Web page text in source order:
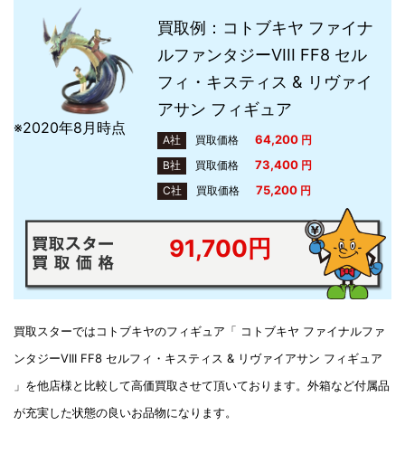
買取例：コトブキヤ ファイナ
ルファンタジーVIII FF8 セル
フィ・キスティス & リヴァイ
アサン フィギュア
A社 買取価格 64,200円
B社
買取価格 73,400円
C社
買取価格 75,200 円
※2020年8月時点
91,700円
買取スターではコトブキヤのフィギュア「 コトブキヤ ファイナルファ
ンタジーVIII FF8 セルフィ・キスティス & リヴァイアサン フィギュア
」を他店様と比較して高価買取させて頂いております。外箱など付属品
が充実した状態の良いお品物になります。